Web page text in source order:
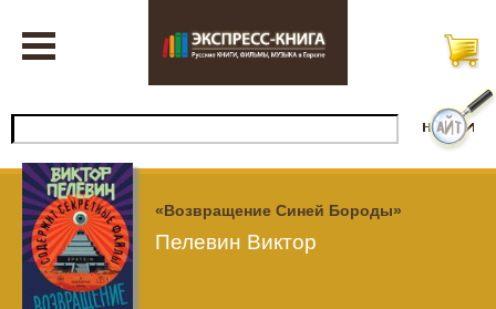
«Возвращение Синей Бороды»
Пелевин Виктор